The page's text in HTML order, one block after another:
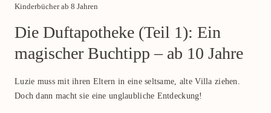
Category
Kinderbücher ab 8 Jahren
Die Duftapotheke (Teil 1): Ein
magischer Buchtipp – ab 10 Jahre
Luzie muss mit ihren Eltern in eine seltsame, alte Villa ziehen.
Doch dann macht sie eine unglaubliche Entdeckung!